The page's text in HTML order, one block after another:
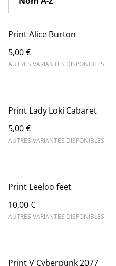
Print Alice Burton
5,00 €
AUTRES VARIANTES DISPONIBLES
Print Lady Loki Cabaret
5,00 €
AUTRES VARIANTES DISPONIBLES
Print Leeloo feet
10,00 €
AUTRES VARIANTES DISPONIBLES
Print V Cyberpunk 2077